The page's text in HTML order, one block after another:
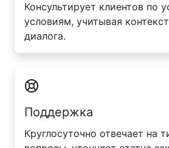
Консультирует клиентов по
условиям, учитывая
диалога.
Поддержка
Круглосуточно отвечает на